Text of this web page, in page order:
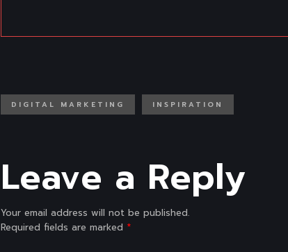
DIGITAL MARKETING INSPIRATION
Leave a Reply
Your email address will not be published.
Required fields are marked *